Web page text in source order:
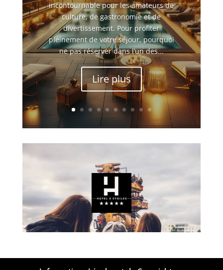
incontournable pour les amateurs de
culture, de gastronomie et de
divertissement. Pour profiter
pleinement de votre séjour, pourquoi
ne pas réserver dans l’un des...
Lire plus